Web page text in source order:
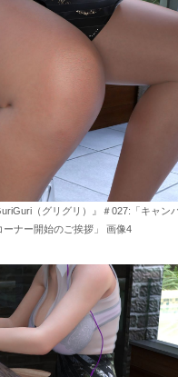
（グリグリ）』＃027:「キャン
ナー開始のご挨拶」 画像4